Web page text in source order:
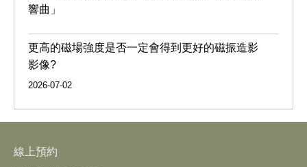
響曲」
更高的磁場強度是否一定會得到更好的磁振造影
影像?
2026-07-02
線上預約